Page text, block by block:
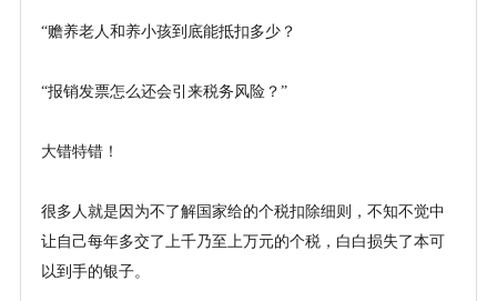
“赡养老人和养小孩到底能抵扣多少？
“报销发票怎么还会引来税务风险？”
大错特错！
很多人就是因为不了解国家给的个税扣除细则，不知不觉中
让自己每年多交了上千乃至上万元的个税，白白损失了本可
以到手的银子。